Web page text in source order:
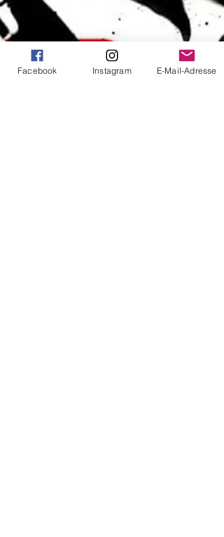
Facebook Instagram E-Mail-Adresse